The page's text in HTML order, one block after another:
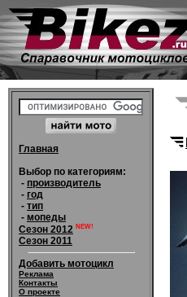
Главная
Выбор по категориям:
- производитель
- год
- тип
- мопеды
Сезон 2012 NEW!
Сезон 2011
Добавить мотоцикл
Реклама
Контакты
О проекте